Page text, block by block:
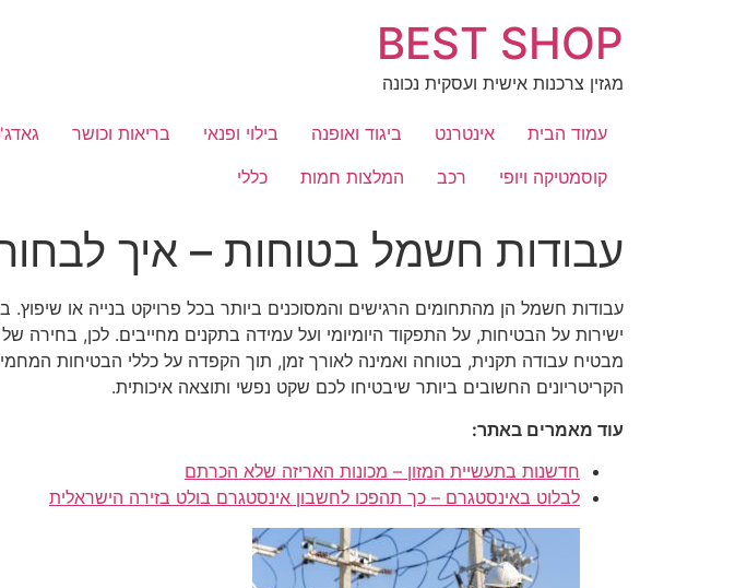
BEST SHOP
מגזין צרכנות אישית ועסקית נכונה
עמוד הבית אינטרנט ביגוד ואופנה בילוי ופנאי בריאות וכושר
קוסמטיקה ויופי
רכב המלצות חמות כללי
עבודות חשמל בטוחות – איך
עבודות חשמל הן מהתחומים הרגישים והמסוכנים ביותר בכל פרויקט בנייה או
ישירות על הבטיחות, על התפקוד היומיומי ועל עמידה בתקנים מחייבים. לכן,
מבטיח עבודה תקנית, בטוחה ואמינה לאורך זמן, תוך הקפדה על כללי הבטיחות
הקריטריונים החשובים ביותר שיבטיחו לכם שקט נפשי ותוצאה איכותית.
עוד מאמרים באתר:
חדשנות בתעשיית המזון – מכונות האריזה שלא הכרתם
לבלוט באינסטגרם – כך תהפכו לחשבון אינסטגרם בולט בזירה הישראלית